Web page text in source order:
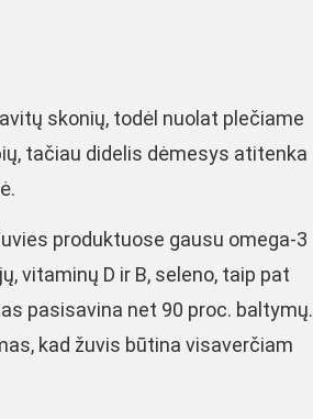
skonių, todėl nuolat plečiame
tačiau didelis dėmesys atitenka
produktuose gausu omega-3
vitaminų D ir B, seleno, taip pat
pasisavina net 90 proc. baltymų.
kad žuvis būtina visaverčiam